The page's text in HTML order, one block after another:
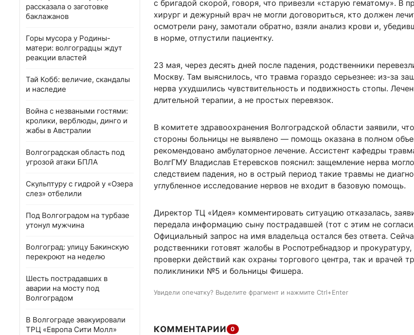
рассказала о заготовке
баклажанов
Горы мусора у Родины-
матери: волгоградцы ждут
реакции властей
Тай Кобб: величие, скандалы
и наследие
Война с незваными гостями:
кролики, верблюды, динго и
жабы в Австралии
Волгоградская область под
угрозой атаки БПЛА
Скульптуру с гидрой у «Озера
слез» отбелили
Под Волгоградом на турбазе
утонул мужчина
Волгоград: улицу Бакинскую
перекроют на неделю
Шесть пострадавших в
аварии на мосту под
Волгоградом
В Волгограде эвакуировали
ТРЦ «Европа Сити Молл»
с бригадой скорой, говоря, что привезли «старую гематому». В
хирург и дежурный врач не могли договориться, кто должен
осмотрели рану, замотали обратно, взяли анализ крови и,
в норме, отпустили пациентку.
23 мая, через десять дней после падения, родственники
Москву. Там выяснилось, что травма гораздо серьезнее: из-за
нерва ухудшились чувствительность и подвижность стопы.
длительной терапии, а не простых перевязок.
В комитете здравоохранения Волгоградской области заявили,
стороны больницы не выявлено — помощь оказана в полном
рекомендовано амбулаторное лечение. Ассистент кафедры
ВолгГМУ Владислав Етеревсков пояснил: защемление нерва
следствием падения, но в острый период такие травмы не
углубленное исследование нервов не входит в базовую помощь.
Директор ТЦ «Идея» комментировать ситуацию отказалась,
передала информацию сыну пострадавшей (тот с этим не
Официальный запрос на имя владельца остался без ответа.
родственники готовят жалобы в Роспотребнадзор и прокуратуру,
проверки действий как охраны торгового центра, так и врачей
поликлиники №5 и больницы Фишера.
Увидели опечатку? Выделите фрагмент и нажмите Ctrl+Enter
КОММЕНТАРИИ 0